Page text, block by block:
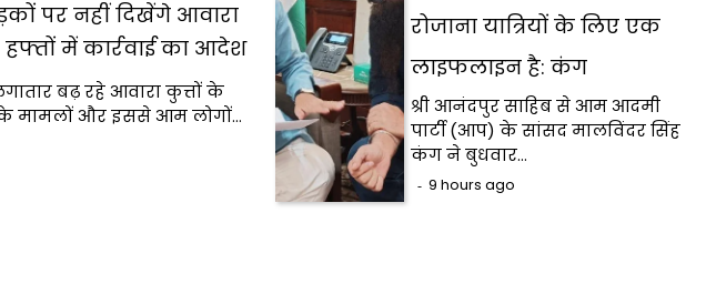
पर नहीं दिखेंगे आवारा
हफ्तों में कार्रवाई का आदेश
बढ़ रहे आवारा कुत्तों के
मामलों और इससे आम लोगों…
रोजाना यात्रियों के लिए एक
लाइफलाइन है: कंग
श्री आनंदपुर साहिब से आम आदमी
पार्टी (आप) के सांसद मालविंदर सिंह
कंग ने बुधवार…
9 hours ago